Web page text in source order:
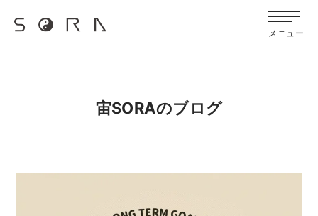
メニュー
宙SORAのブログ